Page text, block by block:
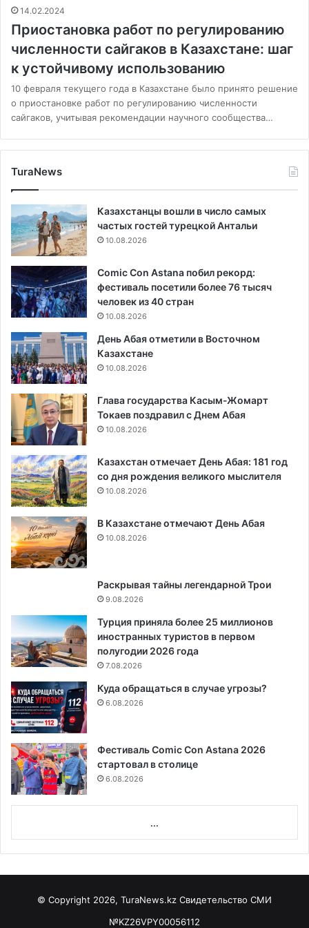
14.02.2024
Приостановка работ по регулированию
численности сайгаков в Казахстане: шаг
к устойчивому использованию
10 февраля текущего года в Казахстане было принято решение
о приостановке работ по регулированию численности
сайгаков, учитывая рекомендации научного сообщества…
TuraNews
Казахстанцы вошли в число самых
частых гостей турецкой Антальи
10.08.2026
Comic Con Astana побил рекорд:
фестиваль посетили более 76 тысяч
человек из 40 стран
10.08.2026
День Абая отметили в Восточном
Казахстане
10.08.2026
Глава государства Касым-Жомарт
Токаев поздравил с Днем Абая
10.08.2026
Казахстан отмечает День Абая: 181 год
со дня рождения великого мыслителя
10.08.2026
В Казахстане отмечают День Абая
10.08.2026
Раскрывая тайны легендарной Трои
9.08.2026
Турция приняла более 25 миллионов
иностранных туристов в первом
полугодии 2026 года
7.08.2026
Куда обращаться в случае угрозы?
6.08.2026
Фестиваль Comic Con Astana 2026
стартовал в столице
6.08.2026
...
© Copyright 2026, TuraNews.kz Свидетельство СМИ
№KZ26VPY00056112